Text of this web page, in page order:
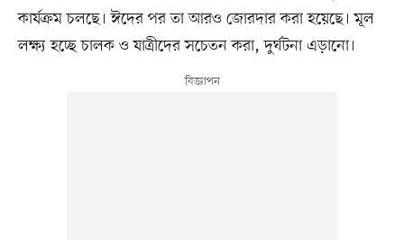
কার্যক্রম চলছে। ঈদের পর তা আরও জোরদার করা হয়েছে। মূল
লক্ষ্য হচ্ছে চালক ও যাত্রীদের সচেতন করা, দুর্ঘটনা এড়ানো।